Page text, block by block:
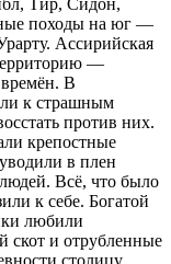
походы на юг —
Ассирийская
—
В
к страшным
против них.
крепостные
в плен
Всё, что было
к себе. Богатой
любили
скот и отрубленные
столицу